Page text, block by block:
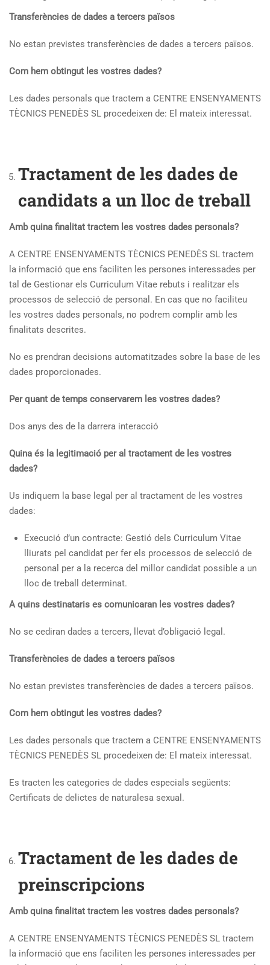
Transferències de dades a tercers països
No estan previstes transferències de dades a tercers països.
Com hem obtingut les vostres dades?
Les dades personals que tractem a CENTRE ENSENYAMENTS
TÈCNICS PENEDÈS SL procedeixen de: El mateix interessat.
Tractament de les dades de
candidats a un lloc de treball
Amb quina finalitat tractem les vostres dades personals?
A CENTRE ENSENYAMENTS TÈCNICS PENEDÈS SL tractem
la informació que ens faciliten les persones interessades per
tal de Gestionar els Curriculum Vitae rebuts i realitzar els
processos de selecció de personal. En cas que no faciliteu
les vostres dades personals, no podrem complir amb les
finalitats descrites.
No es prendran decisions automatitzades sobre la base de les
dades proporcionades.
Per quant de temps conservarem les vostres dades?
Dos anys des de la darrera interacció
Quina és la legitimació per al tractament de les vostres
dades?
Us indiquem la base legal per al tractament de les vostres
dades:
Execució d’un contracte: Gestió dels Curriculum Vitae
lliurats pel candidat per fer els processos de selecció de
personal per a la recerca del millor candidat possible a un
lloc de treball determinat.
A quins destinataris es comunicaran les vostres dades?
No se cediran dades a tercers, llevat d’obligació legal.
Transferències de dades a tercers països
No estan previstes transferències de dades a tercers països.
Com hem obtingut les vostres dades?
Les dades personals que tractem a CENTRE ENSENYAMENTS
TÈCNICS PENEDÈS SL procedeixen de: El mateix interessat.
Es tracten les categories de dades especials següents:
Certificats de delictes de naturalesa sexual.
Tractament de les dades de
preinscripcions
Amb quina finalitat tractem les vostres dades personals?
A CENTRE ENSENYAMENTS TÈCNICS PENEDÈS SL tractem
la informació que ens faciliten les persones interessades per